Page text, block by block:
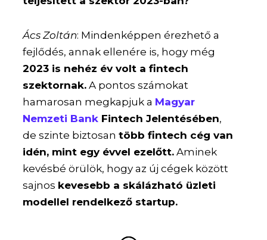
Ács Zoltán: Mindenképpen érezhető a
fejlődés, annak ellenére is, hogy még
2023 is nehéz év volt a fintech
szektornak. A pontos számokat
hamarosan megkapjuk a Magyar
Nemzeti Bank Fintech Jelentésében,
de szinte biztosantöbb fintech cég van
idén, mint egy évvel ezelőtt. Aminek
kevésbé örülök, hogy az új cégek között
sajnos kevesebb a skálázható üzleti
modellel rendelkező startup.